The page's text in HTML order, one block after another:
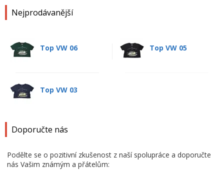
Nejprodávanější
Top VW 06 Top VW 05
Top VW 03
Doporučte nás
Podělte se o pozitivní zkušenost z naší spolupráce a doporučte
nás Vašim známým a přátelům: